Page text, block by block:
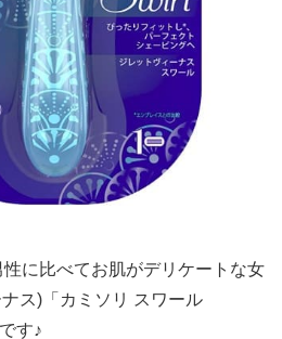
に比べてお肌がデリケートな女
ス)「カミソリ スワール
す♪